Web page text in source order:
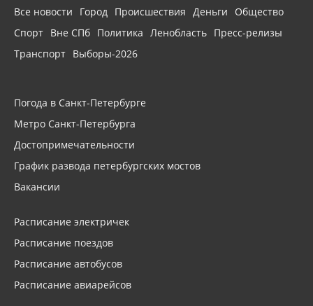
Все новости Город Происшествия Деньги
Общество
Спорт Вне СПб Политика Ленобласть Пресс-релизы
Транспорт Выборы-2026
Погода в Санкт-Петербурге
Метро Санкт-Петербурга
Достопримечательности
График развода петербургских мостов
Вакансии
Расписание электричек
Расписание поездов
Расписание автобусов
Расписание авиарейсов